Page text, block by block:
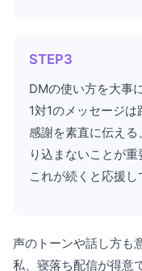
STEP3
DMの使い方を大事
1対1のメッセージ
感謝を素直に伝え
り込まないことが重
これが続くと応援
声のトーンや話し方も
私、寝落ち配信が得意